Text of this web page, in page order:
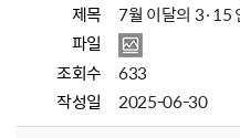
제목
7월 이달의 3·15
파일
조회수
633
작성일
2025-06-30